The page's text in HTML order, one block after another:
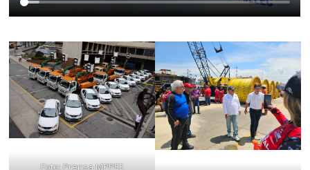
Foto: Prensa MPPEE